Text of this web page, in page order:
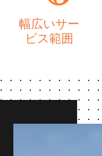
幅広いサー
ビス範囲